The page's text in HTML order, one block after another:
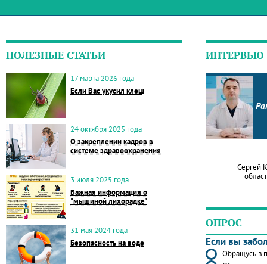
ПОЛЕЗНЫЕ СТАТЬИ
17 марта 2026 года
Если Вас укусил клещ
24 октября 2025 года
О закреплении кадров в
системе здравоохранения
3 июля 2025 года
Важная информация о
"мышиной лихорадке"
31 мая 2024 года
Безопасность на воде
ИНТЕРВЬЮ
Сергей
ОПРОС
Если вы
Обращусь в